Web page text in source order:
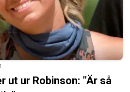
ut ur Robinson: ”Är så